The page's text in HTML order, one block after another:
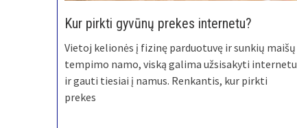
Kur pirkti gyvūnų prekes internetu?
Vietoj kelionės į fizinę parduotuvę ir sunkių maišų
tempimo namo, viską galima užsisakyti internetu
ir gauti tiesiai į namus. Renkantis, kur pirkti
prekes